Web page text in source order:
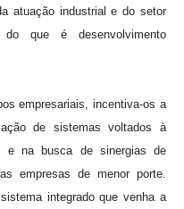
atuação industrial e do setor
do que é desenvolvimento
empresariais, incentiva-os a
de sistemas voltados à
e na busca de sinergias de
empresas de menor porte.
integrado que venha a